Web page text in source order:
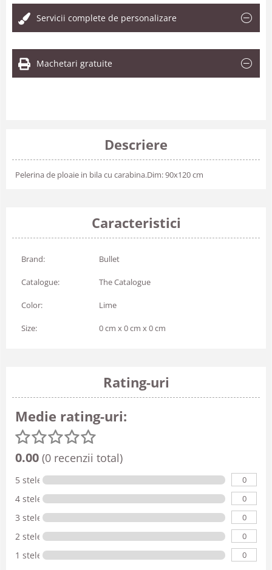
Servicii complete de personalizare
Machetari gratuite
Descriere
Pelerina de ploaie in bila cu carabina.Dim: 90x120 cm
Caracteristici
Brand: Bullet
Catalogue: The Catalogue
Color: Lime
Size: 0 cm x 0 cm x 0 cm
Rating-uri
Medie rating-uri:
0.00 (0 recenzii total)
5 stele 0
4 stele 0
3 stele 0
2 stele 0
1 stele 0